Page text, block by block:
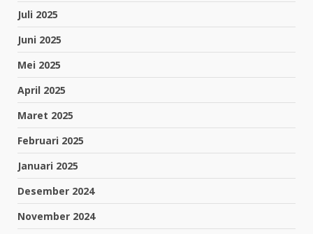
Juli 2025
Juni 2025
Mei 2025
April 2025
Maret 2025
Februari 2025
Januari 2025
Desember 2024
November 2024